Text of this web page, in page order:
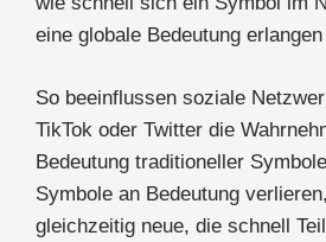
eine globale Bedeutung
So beeinflussen soziale
TikTok oder Twitter die
Bedeutung traditioneller
Symbole an Bedeutung
gleichzeitig neue, die schnell